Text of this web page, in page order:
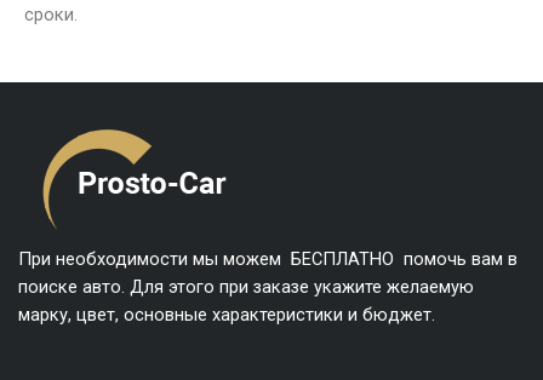
сроки.
При необходимости мы можем БЕСПЛАТНО помочь вам в
поиске авто. Для этого при заказе укажите желаемую
марку, цвет, основные характеристики и бюджет.